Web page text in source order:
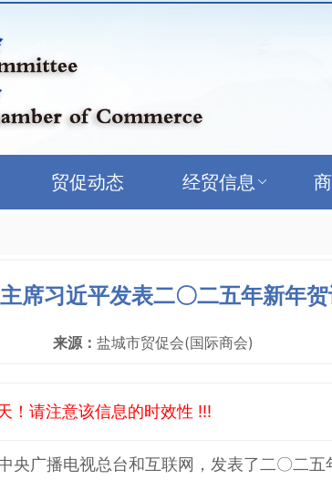
贸促动态 经贸信息
席习近平发表二〇二五年新年贺
来源： 盐城市贸促会(国际商会)
！请注意该信息的时效性 !!!
央广播电视总台和互联网，发表了二〇二五